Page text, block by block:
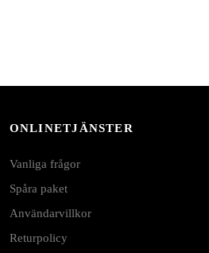
ONLINETJÄNSTER
Vanliga frågor
Spåra paket
Användarvillkor
Returpolicy